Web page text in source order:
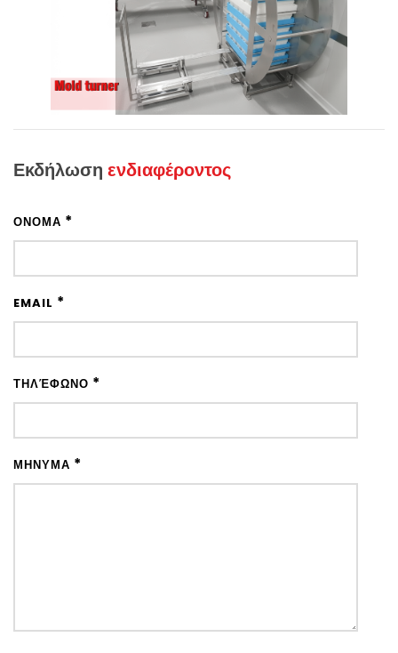
Εκδήλωση ενδιαφέροντος
ΌΝΟΜΑ *
EMAIL *
ΤΗΛΈΦΩΝΟ *
ΜΉΝΥΜΑ *